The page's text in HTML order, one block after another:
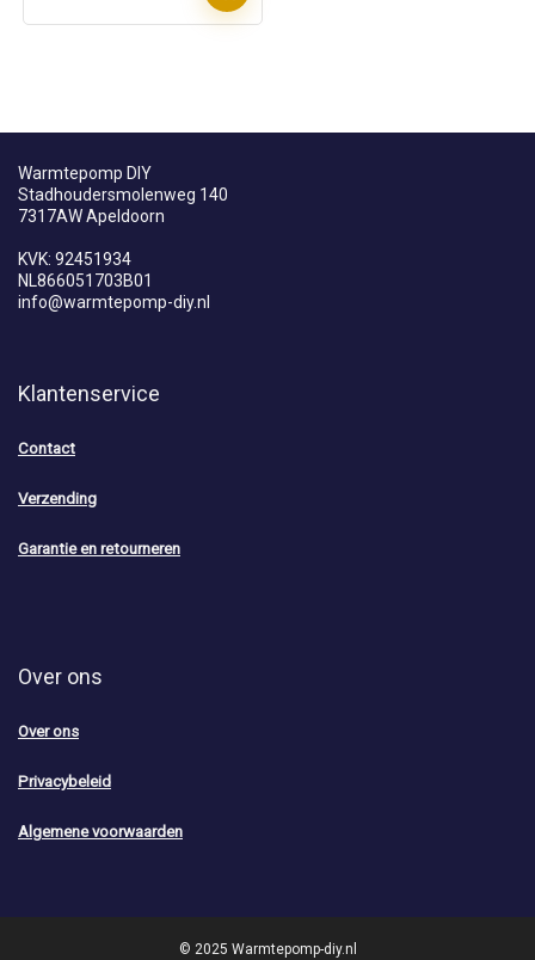
Warmtepomp DIY
Stadhoudersmolenweg 140
7317AW Apeldoorn
KVK: 92451934
NL866051703B01
info@warmtepomp-diy.nl
Klantenservice
Contact
Verzending
Garantie en retourneren
Over ons
Over ons
Privacybeleid
Algemene voorwaarden
© 2025 Warmtepomp-diy.nl